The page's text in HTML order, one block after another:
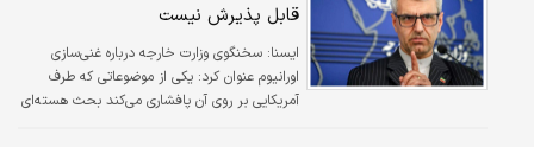
قابل پذیرش نیست
ايسنا: سخنگوی وزارت خارجه درباره غنی‌سازی
اورانیوم عنوان کرد: یکی از موضوعاتی که طرف
آمریکایی بر روی آن پافشاری می‌کند بحث هسته‌ای